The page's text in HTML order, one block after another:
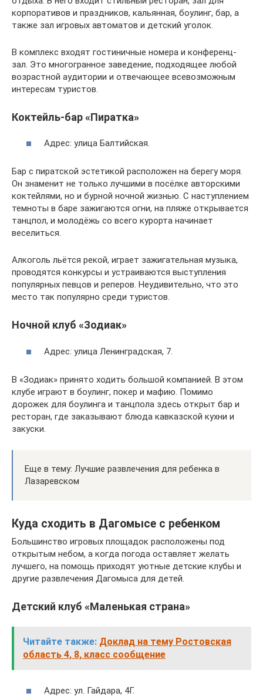
корпоративов и праздников, кальянная, боулинг, бар, а
также зал игровых автоматов и детский уголок.
В комплекс входят гостиничные номера и конференц-
зал. Это многогранное заведение, подходящее любой
возрастной аудитории и отвечающее всевозможным
интересам туристов.
Коктейль-бар «Пиратка»
Адрес: улица Балтийская.
Бар с пиратской эстетикой расположен на берегу моря.
Он знаменит не только лучшими в посёлке авторскими
коктейлями, но и бурной ночной жизнью. С наступлением
темноты в баре зажигаются огни, на пляже открывается
танцпол, и молодёжь со всего курорта начинает
веселиться.
Алкоголь льётся рекой, играет зажигательная музыка,
проводятся конкурсы и устраиваются выступления
популярных певцов и реперов. Неудивительно, что это
место так популярно среди туристов.
Ночной клуб «Зодиак»
Адрес: улица Ленинградская, 7.
В «Зодиак» принято ходить большой компанией. В этом
клубе играют в боулинг, покер и мафию. Помимо
дорожек для боулинга и танцпола здесь открыт бар и
ресторан, где заказывают блюда кавказской кухни и
закуски.
Еще в тему: Лучшие развлечения для ребенка в
Лазаревском
Куда сходить в Дагомысе с ребенком
Большинство игровых площадок расположены под
открытым небом, а когда погода оставляет желать
лучшего, на помощь приходят уютные детские клубы и
другие развлечения Дагомыса для детей.
Детский клуб «Маленькая страна»
Читайте также: Доклад на тему Ростовская
область 4, 8, класс сообщение
Адрес: ул. Гайдара, 4Г.